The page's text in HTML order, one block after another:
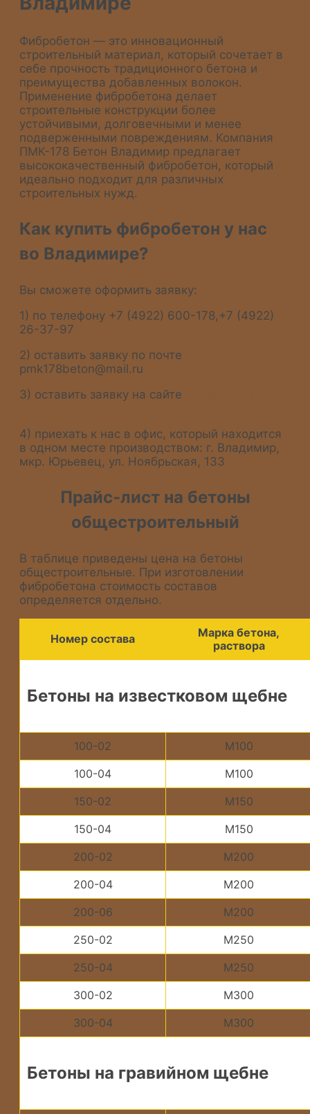
Фибробетон — это инновационный
строительный материал, который сочетает в
себе прочность традиционного бетона и
преимущества добавленных волокон.
Применение фибробетона делает
строительные конструкции более
устойчивыми, долговечными и менее
подверженными повреждениям. Компания
ПМК-178 Бетон Владимир предлагает
высококачественный фибробетон, который
идеально подходит для различных
строительных нужд.
Как купить фибробетон у нас
во Владимире?
Вы сможете оформить заявку:
1) по телефону +7 (4922) 600-178,+7 (4922)
26-37-97
2) оставить заявку по почте
pmk178beton@mail.ru
3) оставить заявку на сайте
4) приехать к нас в офис, который находится
в одном месте производством: г. Владимир,
мкр. Юрьевец, ул. Ноябрьская, 133
Прайс-лист на бетоны
общестроительный
В таблице приведены цена на бетоны
общестроительные. При изготовлении
фибробетона стоимость составов
определяется отдельно.
Номер состава
Марка бетона,
раствора
Бетоны на известковом щебне
100-02
М100
100-04
М100
150-02
М150
150-04
М150
200-02
М200
200-04
М200
200-06
М200
250-02
М250
250-04
М250
300-02
М300
300-04
М300
Бетоны на гравийном щебне